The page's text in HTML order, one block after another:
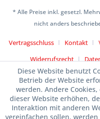
* Alle Preise inkl. gesetzl.
nicht anders
Vertragsschluss Kontakt
Widerrufsrecht
Diese Website benutzt
Betrieb der Website
werden. Andere
dieser Website erhöhen,
Interaktion mit anderen
vereinfachen sollen,